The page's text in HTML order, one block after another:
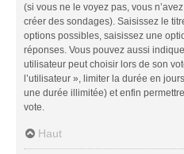
(si vous ne le voyez pas, vous
créer des sondages). Saisissez le
options possibles, saisissez une
réponses. Vous pouvez aussi
utilisateur peut choisir lors de son
l’utilisateur », limiter la durée en
une durée illimitée) et enfin
vote.
Haut